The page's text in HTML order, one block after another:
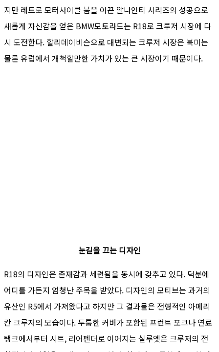
지만 레트로 모터사이클 붐을 이끈 알나인티 시리즈의 성공으로
새롭게 자신감을 얻은 BMW모토라드는 R18로 크루저 시장에 다
시 도전한다. 할리데이비슨으로 대변되는 크루저 시장은 북미는
물론 유럽에서 개척할만한 가치가 있는 큰 시장이기 때문이다.
눈길을 끄는 디자인
R18의 디자인은 존재감과 세련됨을 동시에 갖추고 있다. 덕분에
어디를 가든지 엄청난 주목을 받았다. 디자인의 모티브는 과거의
유산인 R5에서 가져왔다고 하지만 그 결과물은 전형적인 아메리
칸 크루저의 모습이다. 두툼한 커버가 포함된 프런트 포크나 연료
탱크에서부터 시트, 리어펜더로 이어지는 실루엣은 크루저의 전